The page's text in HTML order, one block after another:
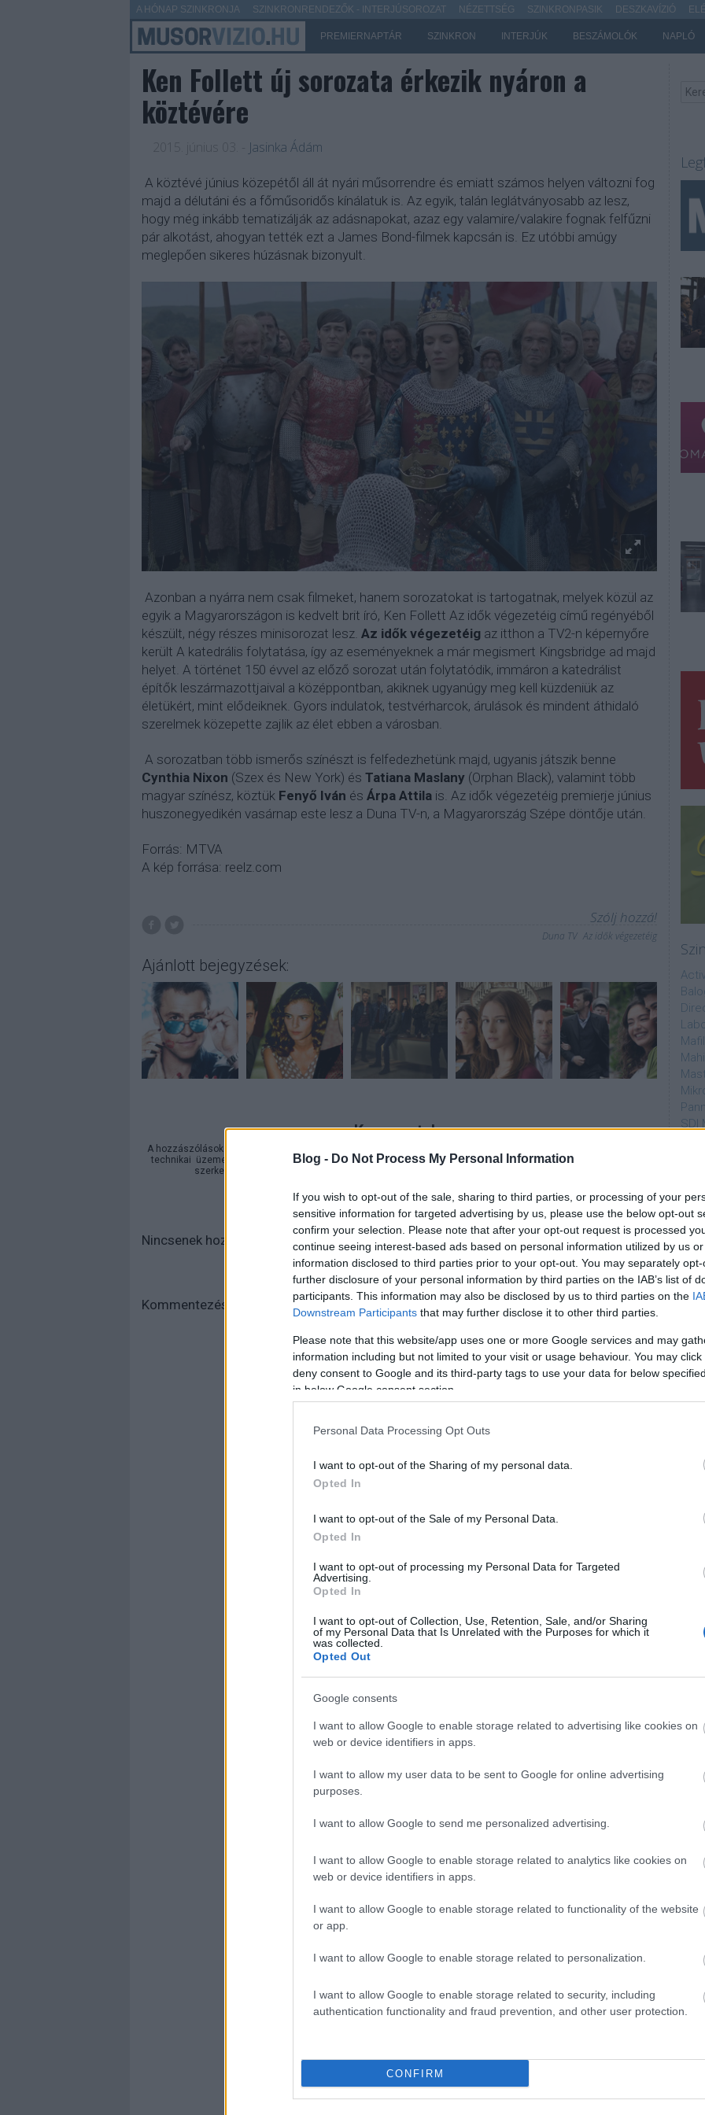
Blog - Do Not Process My Personal Information
If you wish to opt-out of the sale, sharing to third parties, or processing of your
sensitive information for targeted advertising by us, please use the below opt-out
confirm your selection. Please note that after your opt-out request is processed
continue seeing interest-based ads based on personal information utilized by us
information disclosed to third parties prior to your opt-out. You may separately
further disclosure of your personal information by third parties on the IAB’s list of
participants. This information may also be disclosed by us to third parties on the
Downstream Participants that may further disclose it to other third parties.
Please note that this website/app uses one or more Google services and may
information including but not limited to your visit or usage behaviour. You may
deny consent to Google and its third-party tags to use your data for below
in below Google consent section.
Personal Data Processing Opt Outs
I want to opt-out of the Sharing of my personal data.
Opted In
I want to opt-out of the Sale of my Personal Data.
Opted In
I want to opt-out of processing my Personal Data for Targeted
Advertising.
Opted In
I want to opt-out of Collection, Use, Retention, Sale, and/or Sharing
of my Personal Data that Is Unrelated with the Purposes for which it
was collected.
Opted Out
Google consents
I want to allow Google to enable storage related to advertising like cookies on
web or device identifiers in apps.
I want to allow my user data to be sent to Google for online advertising
purposes.
I want to allow Google to send me personalized advertising.
I want to allow Google to enable storage related to analytics like cookies on
web or device identifiers in apps.
I want to allow Google to enable storage related to functionality of the website
or app.
I want to allow Google to enable storage related to personalization.
I want to allow Google to enable storage related to security, including
authentication functionality and fraud prevention, and other user protection.
CONFIRM
PREMIERNAPTÁR SZINKRON INTERJÚK BESZÁMOLÓK NAPLÓ
A HÓNAP SZINKRONJA SZINKRONRENDEZŐK - INTERJÚSOROZAT NÉZETTSÉG SZINKRONPASIK DESZKAVÍZIÓ
Ken Follett új sorozata érkezik nyáron a
köztévére
2015. június 03. Jasinka Ádám
A köztévé június közepétől áll át nyári műsorrendre és emiatt számos helyen változni fog
majd a délutáni és a főműsoridős kínálatuk is. Az egyik, talán leglátványosabb az lesz,
hogy még inkább tematizálják az adásnapokat, azaz egy valamire/valakire fognak felfűzni
pár alkotást, ahogyan tették ezt a James Bond-filmek kapcsán is. Ez utóbbi amúgy
meglepően sikeres húzásnak bizonyult.
Azonban a nyárra nem csak filmeket, hanem sorozatokat is tartogatnak, melyek közül az
egyik a Magyarországon is kedvelt brit író, Ken Follett Az idők végezetéig című regényéből
készült, négy részes minisorozat lesz. Az idők végezetéigaz itthon a TV2-n képernyőre
került A katedrális folytatása, így az eseményeknek a már megismert Kingsbridge ad majd
helyet. A történet 150 évvel az előző sorozat után folytatódik, immáron a katedrálist
építők leszármazottjaival a középpontban, akiknek ugyanúgy meg kell küzdeniük az
életükért, mint elődeiknek. Gyors indulatok, testvérharcok, árulások és mindent áthidaló
szerelmek közepette zajlik az élet ebben a városban.
A sorozatban több ismerős színészt is felfedezhetünk majd, ugyanis játszik benne
Cynthia Nixon (Szex és New York) és Tatiana Maslany (Orphan Black), valamint több
magyar színész, köztük Fenyő Iván és Árpa Attilais. Az idők végezetéig premierje június
huszonegyedikén vasárnap este lesz a Duna TV-n, a Magyarország Szépe döntője után.
Forrás: MTVA
A kép forrása: reelz.com
Szólj hozzá!
Duna TV Az idők végezetéig
Ajánlott bejegyzések:
Kommentek:
A hozzászólások a
technikai üzemeltetője semmilyen felelősséget nem vállal, azokat nem ellenőrzi. Kifogás esetén forduljon a blog
szerkesztőjéhez. Részletek a
Nincsenek hozzászólások.
Kommentezéshez , vagyregisztrálj! ‐Belépés Facebookkal
SDI
AMC
A
A
játék
M4